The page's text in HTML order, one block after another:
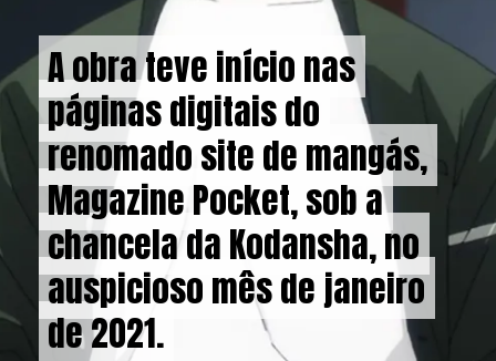
A obra teve início nas
páginas digitais do
renomado site de mangás,
Magazine Pocket, sob a
chancela da Kodansha, no
auspicioso mês de janeiro
de 2021.
A obra teve início nas
páginas digitais do
renomado site de mangás,
Magazine Pocket, sob a
chancela da Kodansha, no
auspicioso mês de janeiro
de 2021.